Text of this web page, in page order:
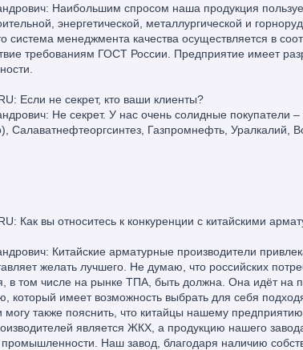
Наибольшим спросом наша продукция
энергетической, металлургической и
система менеджмента качества осуществляется в
требованиям ГОСТ России. Предприятие имеет
Если не секрет, кто ваши клиенты?
Не секрет. У нас очень солидные покупатели
Салаватнефтеоргсинтез, Газпромнефть, Уралкалий,
Как вы относитесь к конкуренции с китайскими
Китайские арматурные производители
желать лучшего. Не думаю, что российских
в том числе на рынке ТПА, быть должна. Она идёт на
который имеет возможность выбрать для себя
могу также пояснить, что китайцы нашему
является ЖКХ, а продукцию нашего
Наш завод, благодаря наличию